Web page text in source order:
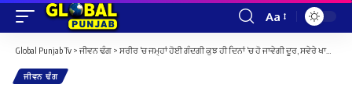
Font
Resizer
Aa
Global Punjab Tv > ਜੀਵਨ ਢੰਗ > ਸਰੀਰ ‘ਚ ਜਮ੍ਹਾਂ ਹੋਈ ਗੰਦਗੀ ਕੁਝ ਹੀ ਦਿਨਾਂ ‘ਚ ਹੋ ਜਾਵੇਗੀ ਦੂਰ, ਸਵੇਰੇ ਖਾਲੀ ਪੇਟ ਪੀਓ ਇਹ ਡ੍ਰਿੰਕ
ਜੀਵਨ ਢੰਗ